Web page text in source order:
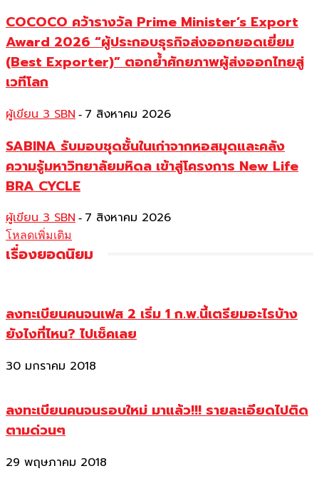
COCOCO คว้ารางวัล Prime Minister’s Export
Award 2026 “ผู้ประกอบธุรกิจส่งออกยอดเยี่ยม
(Best Exporter)” ตอกย้ำศักยภาพผู้ส่งออกไทยสู่
เวทีโลก
ผู้เขียน 3 SBN - 7 สิงหาคม 2026
SABINA รับมอบชุดชั้นในเก่าจากหอสมุดและคลัง
ความรู้มหาวิทยาลัยมหิดล เข้าสู่โครงการ New Life
BRA CYCLE
ผู้เขียน 3 SBN - 7 สิงหาคม 2026
โหลดเพิ่มเติม
เรื่องยอดนิยม
ลงทะเบียนคนจนเฟส 2 เริ่ม 1 ก.พ.นี้เตรียมอะไรบ้าง
ยังไงที่ไหน? ไปเช็คเลย
30 มกราคม 2018
ลงทะเบียนคนจนรอบใหม่ มาแล้ว!!! รายละเอียดไปติด
ตามด่วนๆ
29 พฤษภาคม 2018